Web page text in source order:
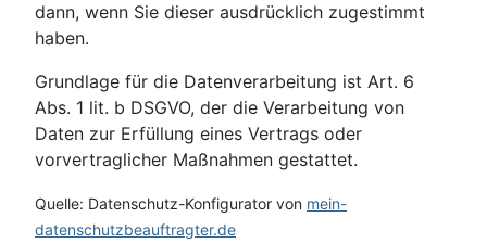
dann, wenn Sie dieser ausdrücklich zugestimmt
haben.
Grundlage für die Datenverarbeitung ist Art. 6
Abs. 1 lit. b DSGVO, der die Verarbeitung von
Daten zur Erfüllung eines Vertrags oder
vorvertraglicher Maßnahmen gestattet.
Quelle: Datenschutz-Konfigurator von mein-
datenschutzbeauftragter.de